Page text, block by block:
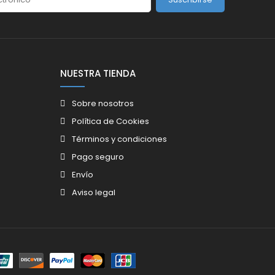
NUESTRA TIENDA
Sobre nosotros
Política de Cookies
Términos y condiciones
Pago seguro
Envío
Aviso legal